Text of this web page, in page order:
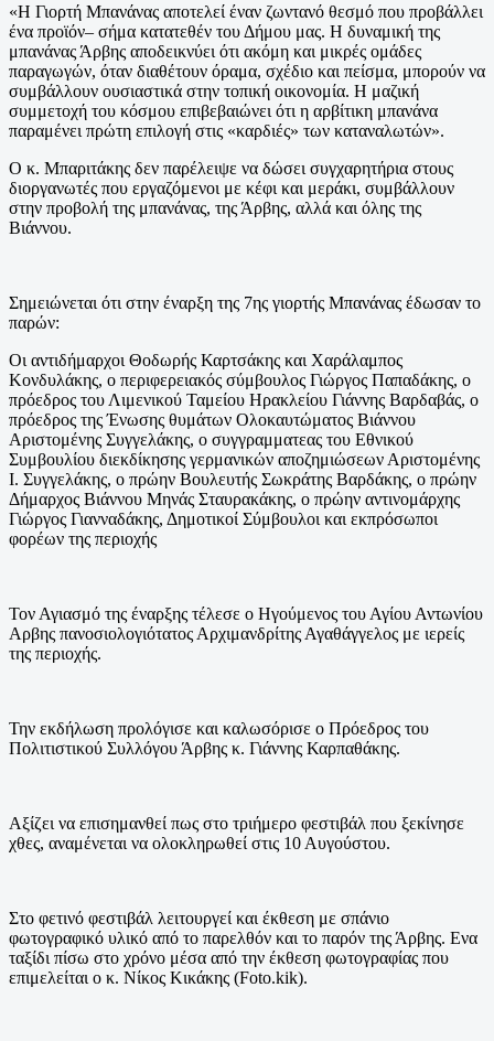
«Η Γιορτή Μπανάνας αποτελεί έναν ζωντανό θεσμό που προβάλλει
ένα προϊόν– σήμα κατατεθέν του Δήμου μας. Η δυναμική της
μπανάνας Άρβης αποδεικνύει ότι ακόμη και μικρές ομάδες
παραγωγών, όταν διαθέτουν όραμα, σχέδιο και πείσμα, μπορούν να
συμβάλλουν ουσιαστικά στην τοπική οικονομία. Η μαζική
συμμετοχή του κόσμου επιβεβαιώνει ότι η αρβίτικη μπανάνα
παραμένει πρώτη επιλογή στις «καρδιές» των καταναλωτών».
Ο κ. Μπαριτάκης δεν παρέλειψε να δώσει συγχαρητήρια στους
διοργανωτές που εργαζόμενοι με κέφι και μεράκι, συμβάλλουν
στην προβολή της μπανάνας, της Άρβης, αλλά και όλης της
Βιάννου.
Σημειώνεται ότι στην έναρξη της 7ης γιορτής Μπανάνας έδωσαν το
παρών:
Οι αντιδήμαρχοι Θοδωρής Καρτσάκης και Χαράλαμπος
Κονδυλάκης, ο περιφερειακός σύμβουλος Γιώργος Παπαδάκης, ο
πρόεδρος του Λιμενικού Ταμείου Ηρακλείου Γιάννης Βαρδαβάς, ο
πρόεδρος της Ένωσης θυμάτων Ολοκαυτώματος Βιάννου
Αριστομένης Συγγελάκης, ο συγγραμματεας του Εθνικού
Συμβουλίου διεκδίκησης γερμανικών αποζημιώσεων Αριστομένης
Ι. Συγγελάκης, ο πρώην Βουλευτής Σωκράτης Βαρδάκης, ο πρώην
Δήμαρχος Βιάννου Μηνάς Σταυρακάκης, ο πρώην αντινομάρχης
Γιώργος Γιανναδάκης, Δημοτικοί Σύμβουλοι και εκπρόσωποι
φορέων της περιοχής
Τον Αγιασμό της έναρξης τέλεσε ο Ηγούμενος του Αγίου Αντωνίου
Αρβης πανοσιολογιότατος Αρχιμανδρίτης Αγαθάγγελος με ιερείς
της περιοχής.
Την εκδήλωση προλόγισε και καλωσόρισε ο Πρόεδρος του
Πολιτιστικού Συλλόγου Άρβης κ. Γιάννης Καρπαθάκης.
Αξίζει να επισημανθεί πως στο τριήμερο φεστιβάλ που ξεκίνησε
χθες, αναμένεται να ολοκληρωθεί στις 10 Αυγούστου.
Στο φετινό φεστιβάλ λειτουργεί και έκθεση με σπάνιο
φωτογραφικό υλικό από το παρελθόν και το παρόν της Άρβης. Ενα
ταξίδι πίσω στο χρόνο μέσα από την έκθεση φωτογραφίας που
επιμελείται ο κ. Νίκος Κικάκης (Foto.kik).